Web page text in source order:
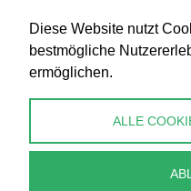
Banküberweisung
KONTAKT
info@perlenpresse.de
Diese Website nutzt
bestmögliche
ermöglichen.
ALLE